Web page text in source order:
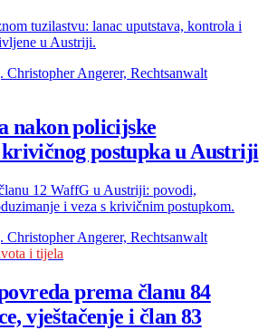
tuzilastvu: lanac uputstava, kontrola i
u Austriji.
Christopher Angerer, Rechtsanwalt
nakon policijske
postupka u Austriji
12 WaffG u Austriji: povodi,
i veza s krivičnim postupkom.
Christopher Angerer, Rechtsanwalt
i tijela
prema članu 84
vještačenje i član 83